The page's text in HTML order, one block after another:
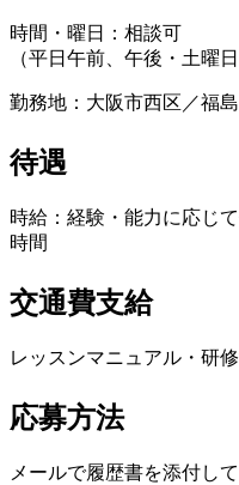
時間・曜日：相談可
（平日午前、午後・土曜日
勤務地：大阪市西区／福
待遇
時給：経験・能力に応じ
時間
交通費支給
レッスンマニュアル・研
応募方法
メールで履歴書を添付し